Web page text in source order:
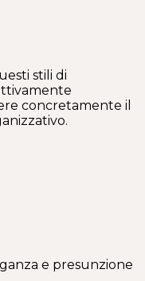
stili di
concretamente il
e presunzione